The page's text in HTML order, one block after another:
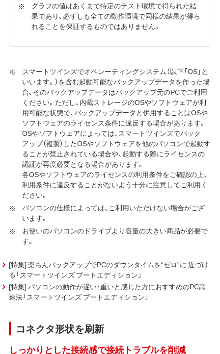
グラフの値はあくまで特定のテスト環境で得られた結
果であり、必ずしも全ての動作環境で同様の結果が得ら
れることを保証するものではありません。
スマートツインズでオペレーティングシステム（以下「OS」と
いいます。）を含む起動可能なバックアップデータを作った場
合、そのバックアップデータはバックアップ元のPCでご利用
ください。ただし、内蔵ストレージのOSやソフトウェアが利
用可能な状態で、バックアップデータと併用することはOSや
ソフトウェアのライセンス条件に違反する場合があります。
OSやソフトウェアによっては、スマートツインズでバック
アップ（複製）したOSやソフトウェアを他のパソコンで起動す
ることが禁止されている場合や、起動する際にライセンスの
認証が再度必要となる場合があります。
各OSやソフトウェアのライセンスの利用条件をご確認の上、
利用条件に違反することがないよう十分に注意してご利用く
ださい。
パソコンの仕様によっては、ご利用いただけない場合がござ
います。
お使いのパソコンのドライブより容量の大きい商品が必要で
す。
[特集] 楽ちんバックアップでPCのダウンタイムを“ゼロ”に 近づけ
る「スマートツインズ ブートエディション」
[特集] パソコンの動作が遅い・重いと感じた方におすすめのPC高
速法「スマートツインズ ブートエディション」
コネクタ形状を刷新
しっかりとした接続感で接続トラブルを削減